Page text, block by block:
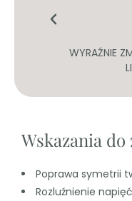
WYRAŹNIE
Wskazania do
Poprawa symetrii
Rozluźnienie